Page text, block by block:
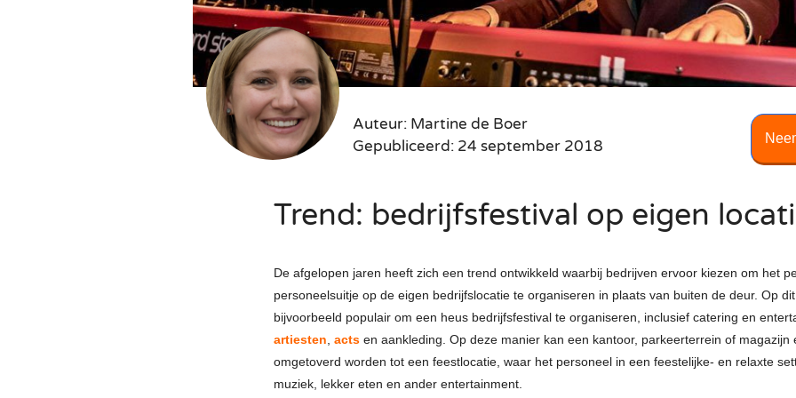
Jazz band
Duo
Saxofonist Boris
Pianist Born Sanders
Pianist Gijs
Strijk orkest
Bekende Nederlander
Zanger
Zangeres
Champagne uit de lucht
Casino
Roulette tafel
Poker tafel
Swinging DJ Show
Swinging Collective
Female DJ Nicky
DJ Dayven
Accordeonisten
Auteur: Martine de Boer
Gepubliceerd: 24 september 2018
Trend: bedrijfsfestival op eigen
De afgelopen jaren heeft zich een trend ontwikkeld waarbij bedrijven ervoor kiezen om het
personeelsuitje op de eigen bedrijfslocatie te organiseren in plaats van buiten de deur. Op
bijvoorbeeld populair om een heus bedrijfsfestival te organiseren, inclusief catering en
artiesten acts en aankleding. Op deze manier kan een kantoor, parkeerterrein of magazijn
omgetoverd worden tot een feestlocatie, waar het personeel in een feestelijke- en relaxte
muziek, lekker eten en ander entertainment.